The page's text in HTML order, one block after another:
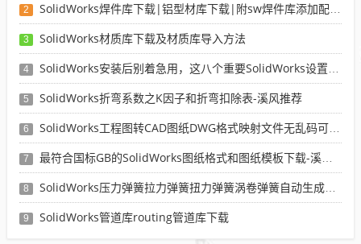
2 SolidWorks焊件库下载|铝型材库下载|附sw焊件库添加配置使用教程
3 SolidWorks材质库下载及材质库导入方法
4 SolidWorks安装后别着急用，这八个重要SolidWorks设置可以提高你的画图效率
5 SolidWorks折弯系数之K因子和折弯扣除表-溪风推荐
6 SolidWorks工程图转CAD图纸DWG格式映射文件无乱码可分层-溪风亲测推荐
7 最符合国标GB的SolidWorks图纸格式和图纸模板下载-溪风专用版
8 SolidWorks压力弹簧拉力弹簧扭力弹簧涡卷弹簧自动生成宏程序下载
9 SolidWorks管道库routing管道库下载